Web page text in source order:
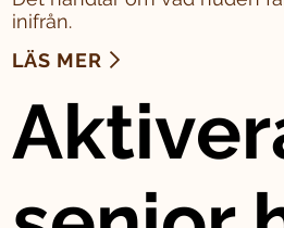
inifrån.
LÄS MER